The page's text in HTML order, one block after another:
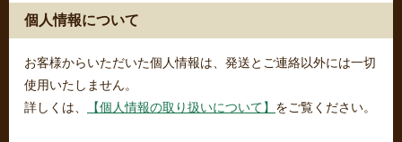
個人情報について
お客様からいただいた個人情報は、発送とご連絡以外には一切
使用いたしません。
詳しくは、
【個人情報の取り扱いについて】 をご覧ください。